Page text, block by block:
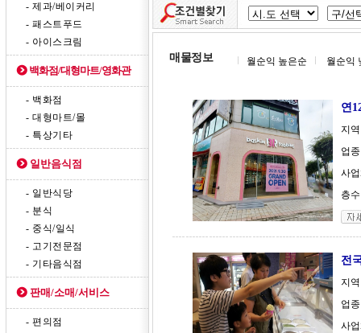
- 제과/베이커리
- 패스트푸드
- 아이스크림
백화점/대형마트/영화관
- 백화점
- 대형마트/몰
- 특상기타
일반음식점
- 일반식당
- 분식
- 중식/일식
- 고기전문점
- 기타음식점
판매/소매/서비스
- 편의점
매물정보 월순익 높은순 월순익
연
지
업
사
층
전
지
업
사